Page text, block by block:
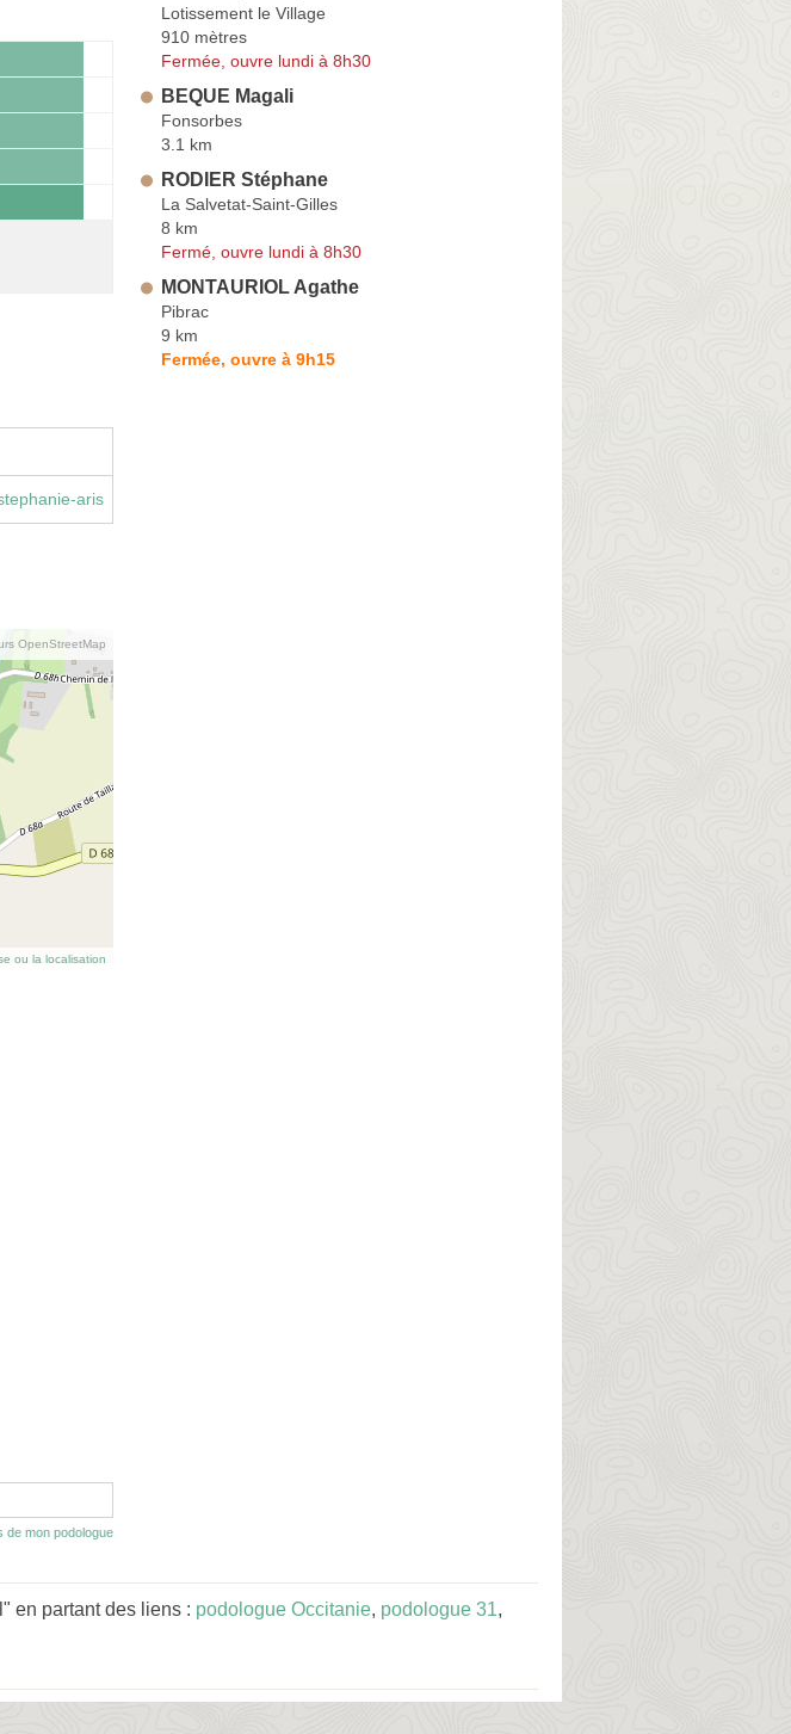
aris
OpenStreetMap
ou la localisation
de mon podologue
Lotissement le Village
910 mètres
Fermée, ouvre lundi à 8h30
BEQUE Magali
Fonsorbes
3.1 km
RODIER Stéphane
La Salvetat-Saint-Gilles
8 km
Fermé, ouvre lundi à 8h30
MONTAURIOL Agathe
Pibrac
9 km
Fermée, ouvre à 9h15
en partant des liens : podologue Occitanie, podologue 31,